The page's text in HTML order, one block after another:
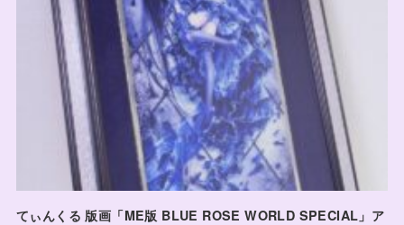
てぃんくる 版画「ME版 BLUE ROSE WORLD SPECIAL」ア